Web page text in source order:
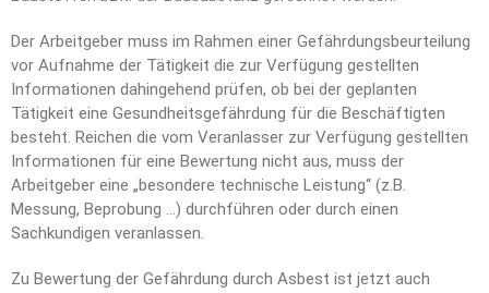
Der Arbeitgeber muss im Rahmen einer Gefährdungsbeurteilung
vor Aufnahme der Tätigkeit die zur Verfügung gestellten
Informationen dahingehend prüfen, ob bei der geplanten
Tätigkeit eine Gesundheitsgefährdung für die Beschäftigten
besteht. Reichen die vom Veranlasser zur Verfügung gestellten
Informationen für eine Bewertung nicht aus, muss der
Arbeitgeber eine „besondere technische Leistung“ (z.B.
Messung, Beprobung …) durchführen oder durch einen
Sachkundigen veranlassen.
Zu Bewertung der Gefährdung durch Asbest ist jetzt auch